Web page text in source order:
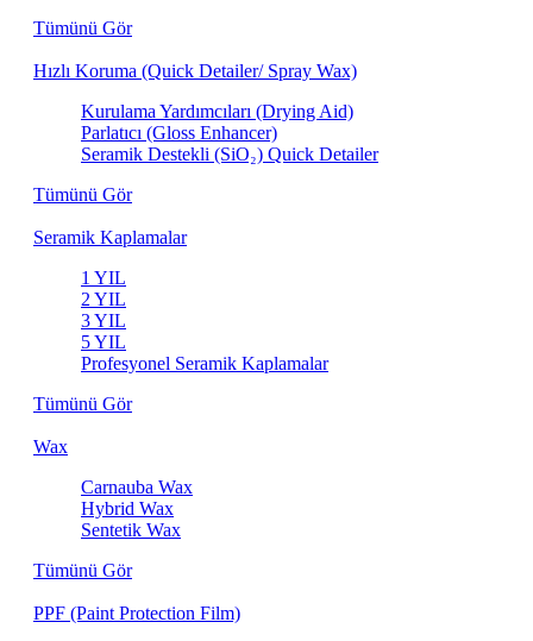
Tümünü Gör
Hızlı Koruma (Quick Detailer/ Spray Wax)
Kurulama Yardımcıları (Drying Aid)
Parlatıcı (Gloss Enhancer)
Seramik Destekli (SiO₂) Quick Detailer
Tümünü Gör
Seramik Kaplamalar
1 YIL
2 YIL
3 YIL
5 YIL
Profesyonel Seramik Kaplamalar
Tümünü Gör
Wax
Carnauba Wax
Hybrid Wax
Sentetik Wax
Tümünü Gör
PPF (Paint Protection Film)